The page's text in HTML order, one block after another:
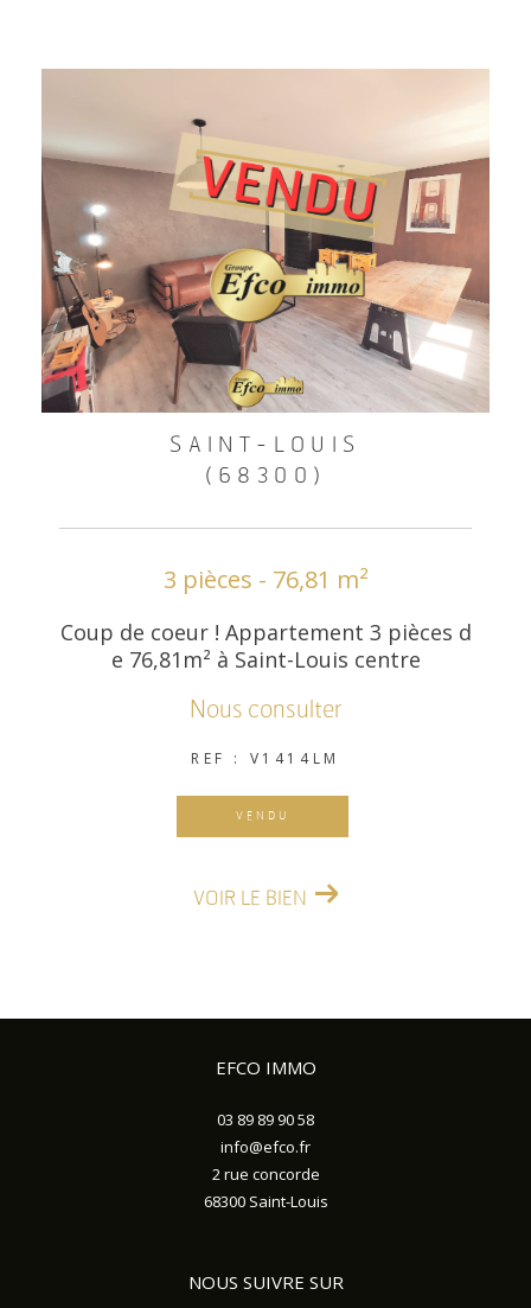
SAINT-LOUIS
(68300)
3 pièces - 76,81 m²
Coup de coeur ! Appartement 3 pièces d
e 76,81m² à Saint-Louis centre
Nous consulter
REF : V1414LM
VENDU
VOIR LE BIEN
EFCO IMMO
03 89 89 90 58
info@efco.fr
2 rue concorde
68300
Saint-Louis
NOUS SUIVRE SUR